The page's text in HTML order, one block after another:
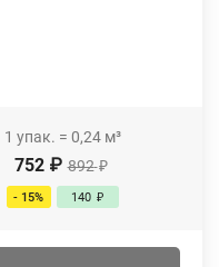
1 упак. = 0,24 м³
752 ₽ 892 ₽
- 15% 140 ₽